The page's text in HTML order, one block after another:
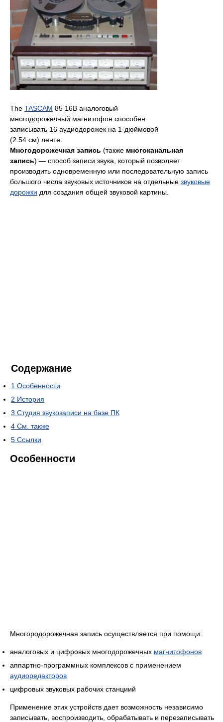
The TASCAM 85 16B аналоговый
многодорожечный магнитофон способен
записывать 16 аудиодорожек на 1-дюймовой
(2.54 см) ленте.
Многодорожечная запись (также многоканальная
запись) — способ записи звука, который позволяет
производить одновременную или последовательную запись
большого числа звуковых источников на отдельные звуковые
дорожки для создания общей звуковой картины.
Содержание
1 Особенности
2 История
3 Студия звукозаписи на базе ПК
4 См. также
5 Ссылки
Особенности
Многородорожечная запись осуществляется при помощи:
аналоговых и цифровых многодорожечных магнитофонов
аппартно-программных комплексов с применением
аудиоредакторов
цифровых звуковых рабочих станциий
Применение этих устройств дает возможность независимо
записывать, воспроизводить, обрабатывать и перезаписывать